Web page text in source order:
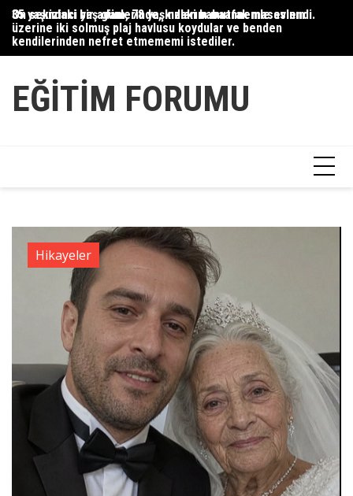
Skip
content
35 yaşındaki bir adam, 78 yaşındaki babaannemle evlendi.
On sekizinci yaş günlerinde, kızlarım mutfak masasının
üzerine iki solmuş plaj havlusu koydular ve benden
kendilerinden nefret etmememi istediler.
EĞITIM FORUMU
Hikayeler